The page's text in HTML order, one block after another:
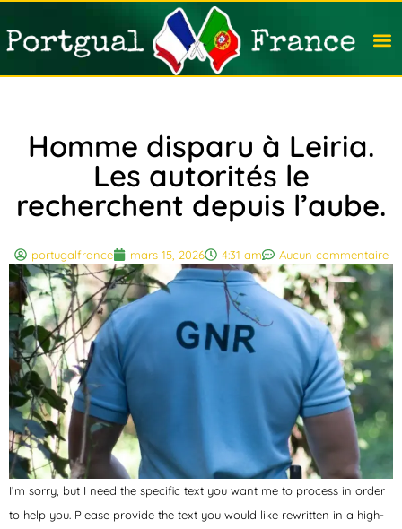
Homme disparu à Leiria.
Les autorités le
recherchent depuis l’aube.
portugalfrance mars 15, 2026 4:31 am Aucun commentaire
I’m sorry, but I need the specific text you want me to process in order
to help you. Please provide the text you would like rewritten in a high-